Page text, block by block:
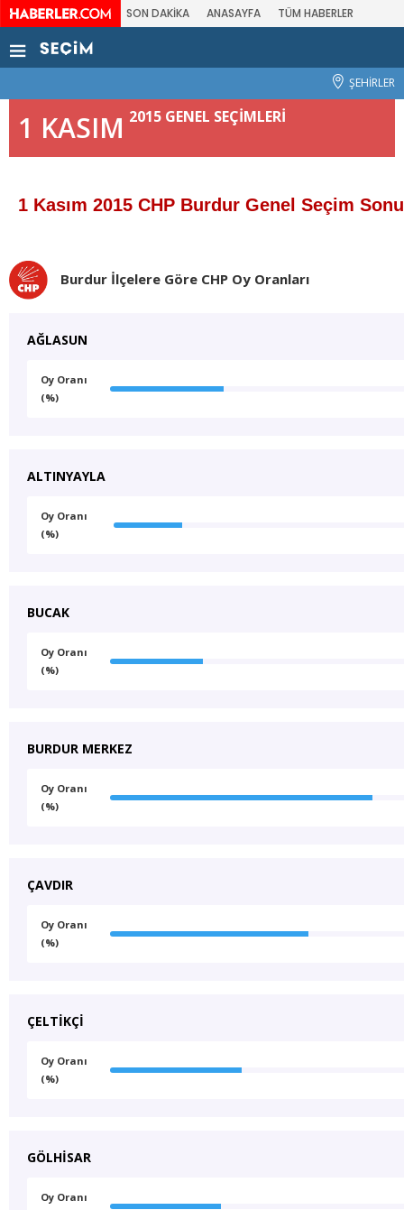
SON DAKİKA ANASAYFA TÜM HABERLER
ŞEHİRLER
1 KASIM 2015 GENEL SEÇİMLERİ
1 Kasım 2015 CHP Burdur Genel Seçim
Burdur İlçelere Göre CHP Oy Oranları
AĞLASUN
Oy Oranı
(%)
ALTINYAYLA
Oy Oranı
(%)
BUCAK
Oy Oranı
(%)
BURDUR MERKEZ
Oy Oranı
(%)
ÇAVDIR
Oy Oranı
(%)
ÇELTİKÇİ
Oy Oranı
(%)
GÖLHİSAR
Oy Oranı